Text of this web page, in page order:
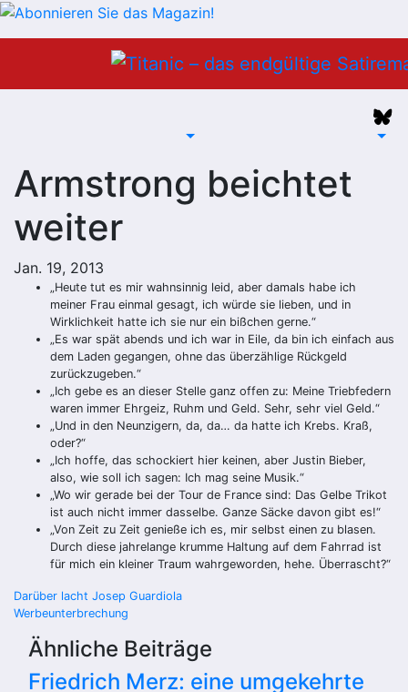
Armstrong beichtet
weiter
Jan. 19, 2013
„Heute tut es mir wahnsinnig leid, aber damals habe ich
meiner Frau einmal gesagt, ich würde sie lieben, und in
Wirklichkeit hatte ich sie nur ein bißchen gerne.“
„Es war spät abends und ich war in Eile, da bin ich einfach aus
dem Laden gegangen, ohne das überzählige Rückgeld
zurückzugeben.“
„Ich gebe es an dieser Stelle ganz offen zu: Meine Triebfedern
waren immer Ehrgeiz, Ruhm und Geld. Sehr, sehr viel Geld.“
„Und in den Neunzigern, da, da… da hatte ich Krebs. Kraß,
oder?“
„Ich hoffe, das schockiert hier keinen, aber Justin Bieber,
also, wie soll ich sagen: Ich mag seine Musik.“
„Wo wir gerade bei der Tour de France sind: Das Gelbe Trikot
ist auch nicht immer dasselbe. Ganze Säcke davon gibt es!“
„Von Zeit zu Zeit genieße ich es, mir selbst einen zu blasen.
Durch diese jahrelange krumme Haltung auf dem Fahrrad ist
für mich ein kleiner Traum wahrgeworden, hehe. Überrascht?“
Beitragsnavigation
Darüber lacht Josep Guardiola
Werbeunterbrechung
Ähnliche Beiträge
Friedrich Merz: eine umgekehrte